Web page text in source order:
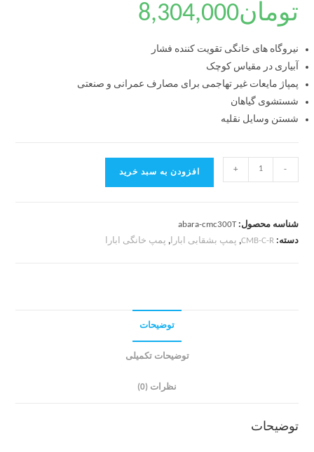
تومان8,304,000
نیروگاه های خانگی تقویت کننده فشار
آبیاری در مقیاس کوچک
پمپاژ مایعات غیر تهاجمی برای مصارف عمرانی و صنعتی
شستشوی گیاهان
شستن وسایل نقلیه
-
+ افزودن به سبد خرید
شناسه محصول:abara-cmc300T
دسته:CMB-C-R
, پمپ بشقابی ابارا, پمپ خانگی ابارا
توضیحات
توضیحات تکمیلی
نظرات (0)
توضیحات